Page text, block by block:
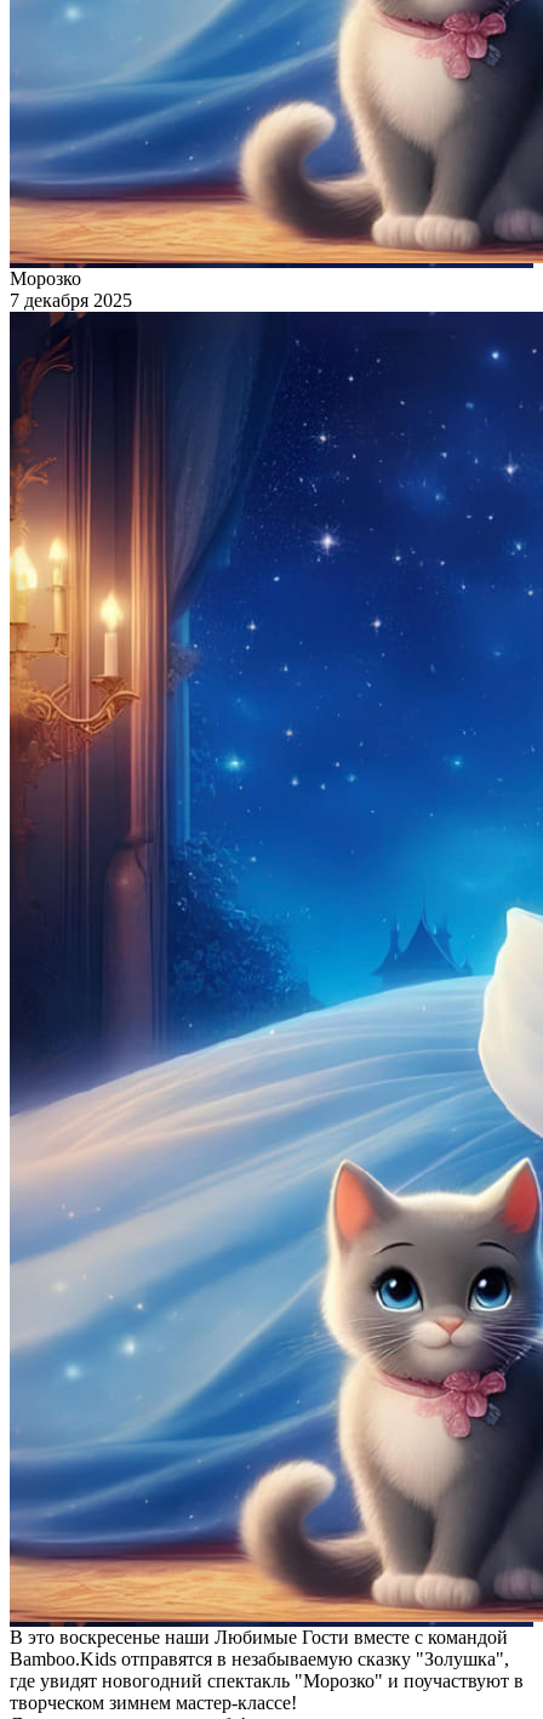
Морозко
7 декабря 2025
В это воскресенье наши Любимые Гости вместе с командой
Bamboo.Kids отправятся в незабываемую сказку "Золушка",
где увидят новогодний спектакль "Морозко" и поучаствуют в
творческом зимнем мастер-классе!